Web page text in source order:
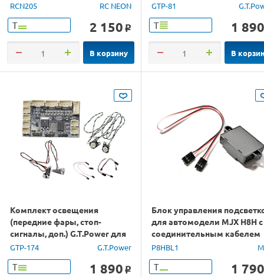
RCN205 RC NEON
Т 2 150 o
В корзину
управления
GTP-81
Т 1 890
В
Комплект освещения
(передние фары, стоп-
сигналы, доп.) G.T.Power для
TRX4 (версия Lite)
GTP-174 G.T.Power
Т 1 890 o
Блок управления
для автомодели MJX H8H с
соединительным кабелем
P8HBL1
Т 1 790